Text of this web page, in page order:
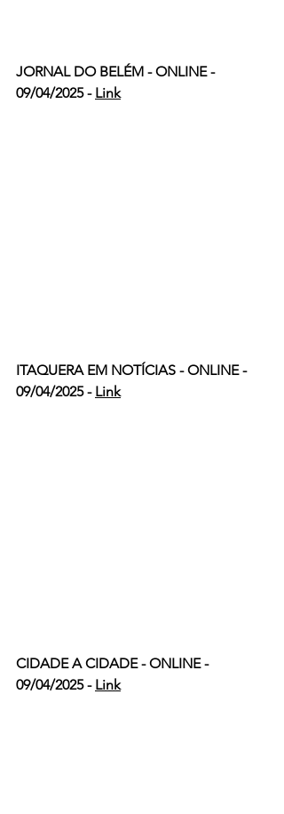
JORNAL DO BELÉM - ONLINE -
09/04/2025 - Link
ITAQUERA EM NOTÍCIAS - ONLINE -
09/04/2025 - Link
CIDADE A CIDADE - ONLINE -
09/04/2025 - Link